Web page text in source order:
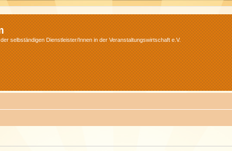
selbständigen Dienstleister/Innen in der Veranstaltungswirtschaft e.V.